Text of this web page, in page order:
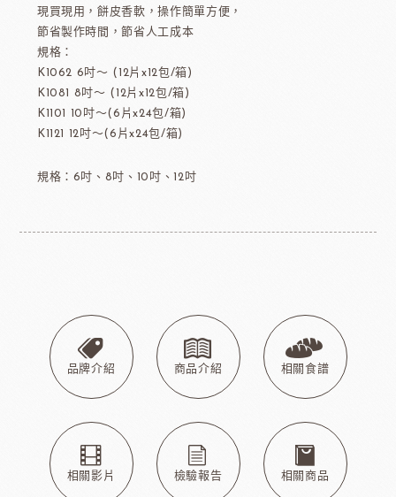
現買現用，餅皮香軟，操作簡單方便，
節省製作時間，節省人工成本
規格：
K1062 6吋～ (12片x12包/箱)
K1081 8吋～ (12片x12包/箱)
K1101 10吋～(6片x24包/箱)
K1121 12吋～(6片x24包/箱)
規格：6吋、8吋、10吋、12吋
品牌介紹 商品介紹 相關食譜
相關影片 檢驗報告 相關商品